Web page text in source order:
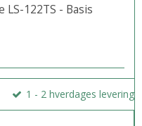
122TS - Basis
1 - 2 hverdages levering